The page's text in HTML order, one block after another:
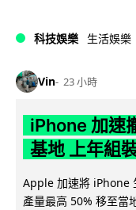
科技娛樂 生活娛樂
Vin 23 小時
iPhone 加速
基地 上年組
Apple 加速將 iPhone
產量最高 50% 移至當